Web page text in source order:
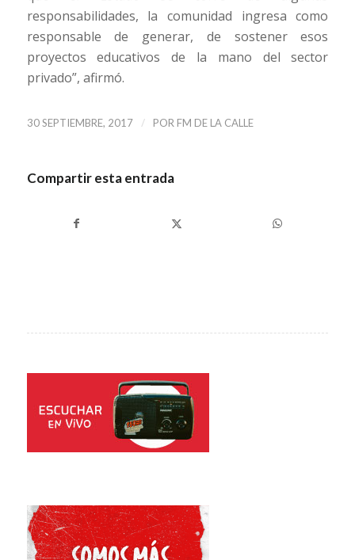
responsabilidades, la comunidad ingresa como
responsable de generar, de sostener esos
proyectos educativos de la mano del sector
privado”, afirmó.
30 SEPTIEMBRE, 2017 / POR FM DE LA CALLE
Compartir esta entrada